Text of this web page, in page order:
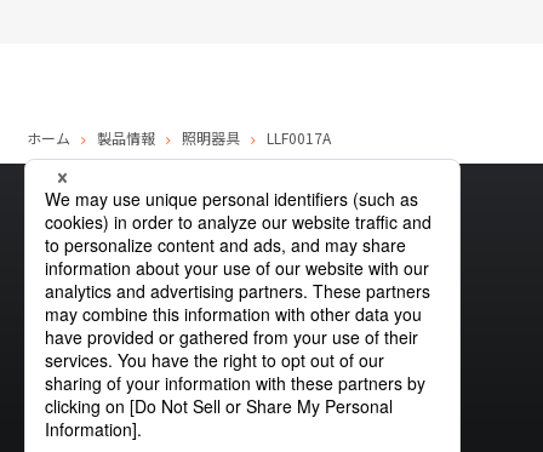
ホーム 製品情報 照明器具 LLF0017A
サイトマップ グローバルプライバシーポリシー
クッキーポリシーサイトポリシーお問い合わせ